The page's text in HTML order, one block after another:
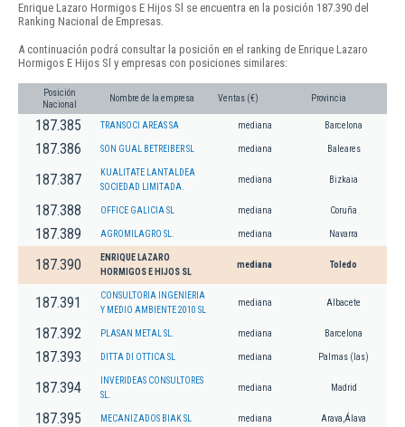
Enrique Lazaro Hormigos E Hijos Sl se encuentra en la posición 187.390 del
Ranking Nacional de Empresas.
A continuación podrá consultar la posición en el ranking de Enrique Lazaro
Hormigos E Hijos Sl y empresas con posiciones similares:
Posición
Nacional
Nombre de la empresa Ventas (€) Provincia
187.385 TRANSOCI AREAS SA mediana Barcelona
187.386 SON GUAL BETREIBER SL mediana Baleares
187.387
KUALITATE LANTALDEA
SOCIEDAD LIMITADA.
mediana Bizkaia
187.388 OFFICE GALICIA SL mediana Coruña
187.389 AGROMILAGRO SL. mediana Navarra
187.390
ENRIQUE LAZARO
HORMIGOS E HIJOS SL
mediana Toledo
187.391
CONSULTORIA INGENIERIA
Y MEDIO AMBIENTE 2010 SL
mediana Albacete
187.392 PLASAN METAL SL. mediana Barcelona
187.393 DITTA DI OTTICA SL mediana Palmas (las)
187.394
INVERIDEAS CONSULTORES
SL.
mediana Madrid
187.395 MECANIZADOS BIAK SL mediana Arava,Álava